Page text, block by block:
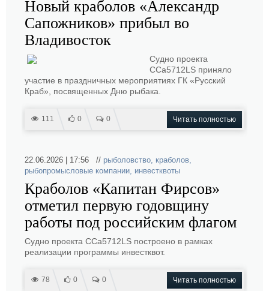
Новый краболов «Александр
Сапожников» прибыл во
Владивосток
Судно проекта
CCa5712LS приняло
участие в праздничных мероприятиях ГК «Русский
Краб», посвященных Дню рыбака.
111 0 0 Читать полностью
22.06.2026 | 17:56 // рыболовство, краболов,
рыбопромысловые компании, инвестквоты
Краболов «Капитан Фирсов»
отметил первую годовщину
работы под российским флагом
Судно проекта ССа5712LS построено в рамках
реализации программы инвестквот.
78 0 0 Читать полностью